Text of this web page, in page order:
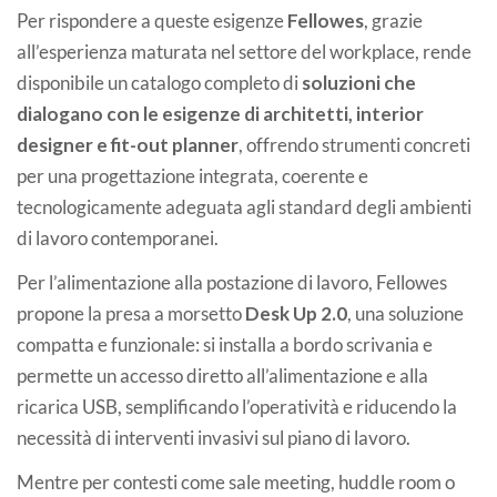
Per rispondere a queste esigenzeFellowes, grazie
all’esperienza maturata nel settore del workplace, rende
disponibile un catalogo completo di soluzioni che
dialogano con le esigenze di architetti, interior
designer e fit-out planner, offrendo strumenti concreti
per una progettazione integrata, coerente e
tecnologicamente adeguata agli standard degli ambienti
di lavoro contemporanei.
Per l’alimentazione alla postazione di lavoro, Fellowes
propone la presa a morsettoDesk Up 2.0, una soluzione
compatta e funzionale: si installa a bordo scrivania e
permette un accesso diretto all’alimentazione e alla
ricarica USB, semplificando l’operatività e riducendo la
necessità di interventi invasivi sul piano di lavoro.
Mentre per contesti come sale meeting, huddle room o